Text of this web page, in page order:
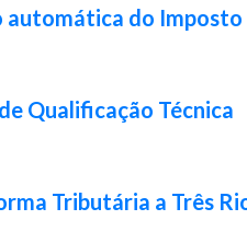
do Imposto
Qualificação Técnica
Tributária a Três